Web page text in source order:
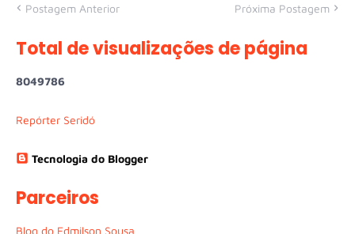
Postagem Anterior Próxima Postagem
Total de visualizações de página
8049786
Repórter Seridó
Tecnologia do Blogger
Parceiros
Blog do Edmilson Sousa